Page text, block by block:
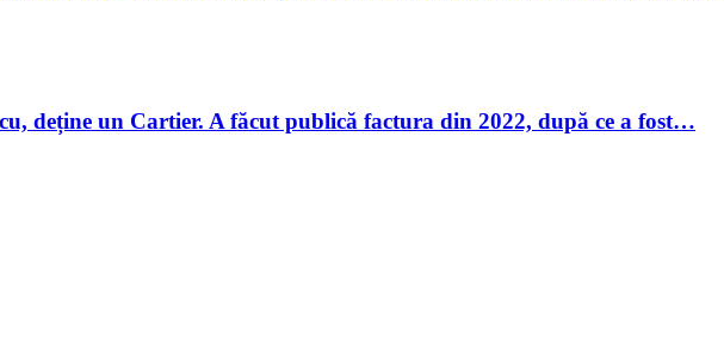
deține un Cartier. A făcut publică factura din 2022, după ce a fost…